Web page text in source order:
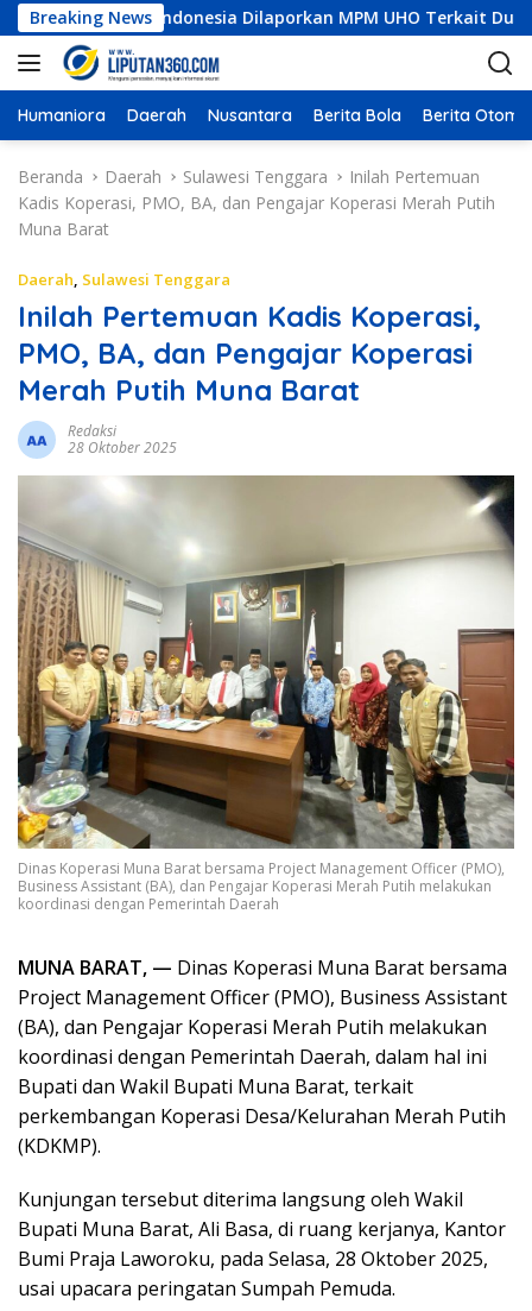
a
g
u
Breaking News
Indonesia Dilaporkan MPM UHO Terkait Dugaan
Humaniora Daerah Nusantara Berita Bola Berita
Beranda Daerah Sulawesi Tenggara
Inilah Pertemuan
Kadis Koperasi, PMO, BA, dan Pengajar Koperasi Merah Putih
Muna Barat
Daerah, Sulawesi Tenggara
Inilah Pertemuan Kadis Koperasi,
PMO, BA, dan Pengajar Koperasi
Merah Putih Muna Barat
Redaksi
28 Oktober 2025
Dinas Koperasi Muna Barat bersama Project Management Officer (PMO),
Business Assistant (BA), dan Pengajar Koperasi Merah Putih melakukan
koordinasi dengan Pemerintah Daerah
MUNA BARAT, — Dinas Koperasi Muna Barat bersama
Project Management Officer (PMO), Business Assistant
(BA), dan Pengajar Koperasi Merah Putih melakukan
koordinasi dengan Pemerintah Daerah, dalam hal ini
Bupati dan Wakil Bupati Muna Barat, terkait
perkembangan Koperasi Desa/Kelurahan Merah Putih
(KDKMP).
Kunjungan tersebut diterima langsung oleh Wakil
Bupati Muna Barat, Ali Basa, di ruang kerjanya, Kantor
Bumi Praja Laworoku, pada Selasa, 28 Oktober 2025,
usai upacara peringatan Sumpah Pemuda.